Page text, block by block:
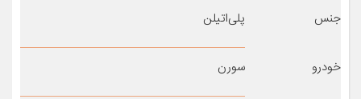
جنس پلی‌اتیلن
خودرو سورن